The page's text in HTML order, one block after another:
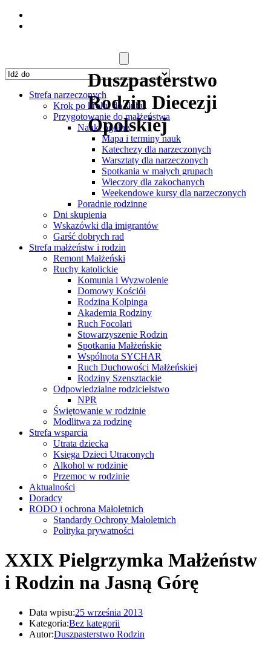
Duszpasterstwo
Rodzin Diecezji
Opolskiej
Strefa narzeczonych
Krok po kroku do ślubu
Przygotowanie do małżeństwa
Nauki ogólne
Mapa i terminy nauk
Katechezy dla narzeczonych
Warsztaty dla narzeczonych
Spotkania w małych grupach
Wieczory dla zakochanych
Weekendowe kursy dla narzeczonych
Poradnie rodzinne
Dni skupienia
Wskazówki dla imigrantów
Garść dobrych rad
Strefa małżeństw i rodzin
Remont Małżeński
Ruchy katolickie
Komunia i Wyzwolenie
Domowy Kościół
Rodzina Kolpinga
Akademia Rodziny
Ruch Focolari
Stowarzyszenie Rodzin
Spotkania Małżeńskie
Wspólnota SYCHAR
Ruch Duchowości Małżeńskiej
Rodziny Szensztackie
Odpowiedzialne rodzicielstwo
NPR
Świętowanie w rodzinie
Modlitwa za rodzinę
Strefa wsparcia
Utrata dziecka
Księga Dzieci Utraconych
Alkohol w rodzinie
Przemoc w rodzinie
Aktualności
Doradcy
RODO i ochrona Małoletnich
Standardy Ochrony Małoletnich
Polityka prywatności
XXIX Pielgrzymka Małżeństw
i Rodzin na Jasną Górę
Data wpisu:25 września 2013
Kategoria:Bez kategorii
Autor:Duszpasterstwo Rodzin